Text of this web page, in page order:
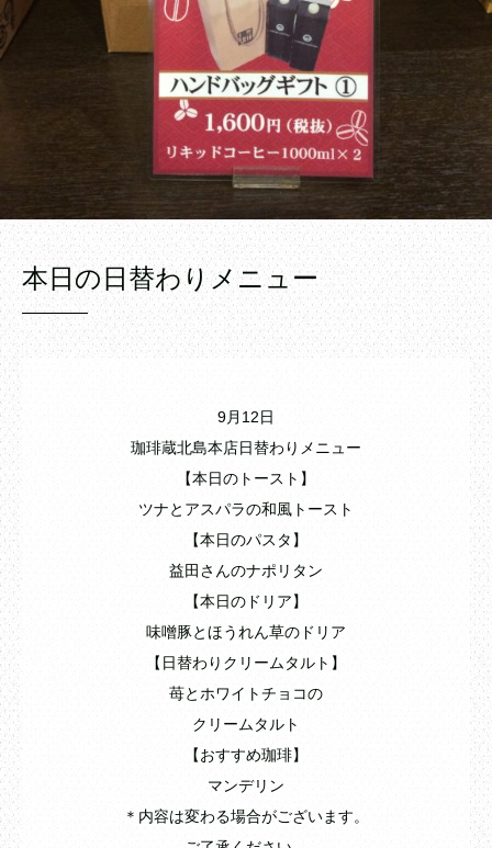
本日の日替わりメニュー
9月12日
珈琲蔵北島本店日替わりメニュー
【本日のトースト】
ツナとアスパラの和風トースト
【本日のパスタ】
益田さんのナポリタン
【本日のドリア】
味噌豚とほうれん草のドリア
【日替わりクリームタルト】
苺とホワイトチョコの
クリームタルト
【おすすめ珈琲】
マンデリン
＊内容は変わる場合がございます。